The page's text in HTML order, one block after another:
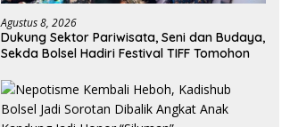
Agustus 8, 2026
Dukung Sektor Pariwisata, Seni dan Budaya,
Sekda Bolsel Hadiri Festival TIFF Tomohon